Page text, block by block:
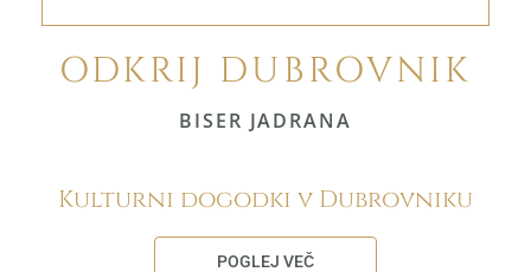
ODKRIJ DUBROVNIK
BISER JADRANA
Kulturni dogodki v Dubrovniku
POGLEJ VEČ